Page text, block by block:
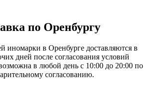
по Оренбургу
иномарки в Оренбурге доставляются в
дней после согласования условий
в любой день с 10:00 до 20:00 по
согласованию.